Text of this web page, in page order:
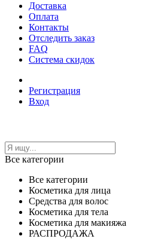
Доставка
Оплата
Контакты
Отследить заказ
FAQ
Система скидок
Регистрация
Вход
Все категории
Все категории
Косметика для лица
Средства для волос
Косметика для тела
Косметика для макияжа
РАСПРОДАЖА